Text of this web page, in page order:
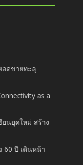
อดขายทะลุ
as a
ยนยุคใหม่ สร้าง
60 ปี เดินหน้า